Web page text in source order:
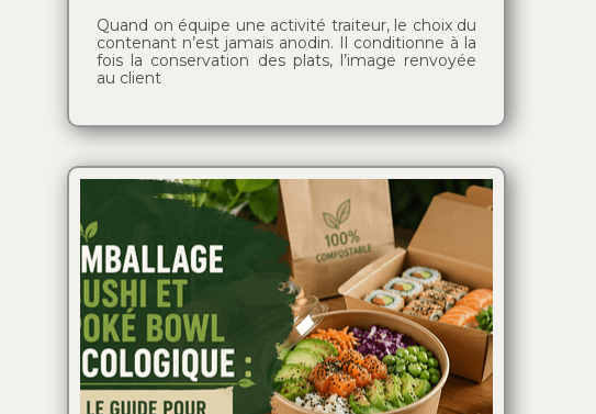
Quand on équipe une activité traiteur, le choix du
contenant n’est jamais anodin. Il conditionne à la
fois la conservation des plats, l’image renvoyée
au client